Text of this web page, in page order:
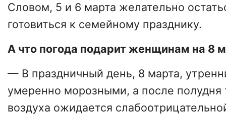
Словом, 5 и 6 марта желательно
готовиться к семейному празднику.
А что погода подарит женщинам на 8
— В праздничный день, 8 марта,
умеренно морозными, а после полудня
воздуха ожидается